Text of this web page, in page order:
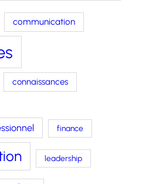
communication
connaissances
finance
leadership